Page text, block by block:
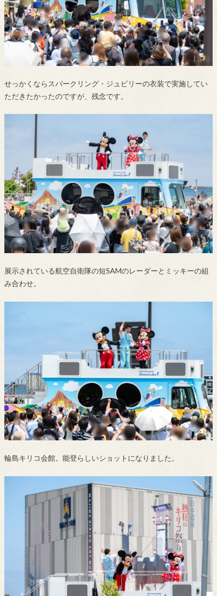
せっかくならスパークリング・ジュビリーの衣装で実施してい
ただきたかったのですが、残念です。
展示されている航空自衛隊の短SAMのレーダーとミッキーの組
み合わせ。
輪島キリコ会館。能登らしいショットになりました。